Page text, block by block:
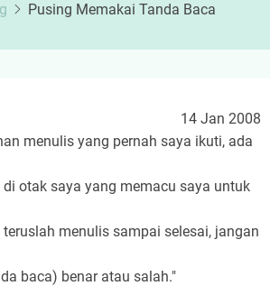
Pusing Memakai Tanda Baca
14 Jan 2008
menulis yang pernah saya ikuti, ada
otak saya yang memacu saya untuk
menulis sampai selesai, jangan
baca) benar atau salah."